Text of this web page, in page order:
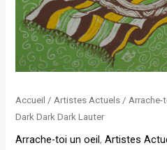
Accueil / Artistes Actuels / Arrache-
Dark Dark Dark Lauter
Arrache-toi un oeil,Artistes